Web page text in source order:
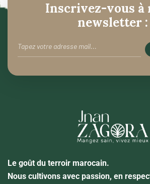
Inscrivez-vous à
newsletter :
Le goût du terroir marocain.
Nous cultivons avec passion, en